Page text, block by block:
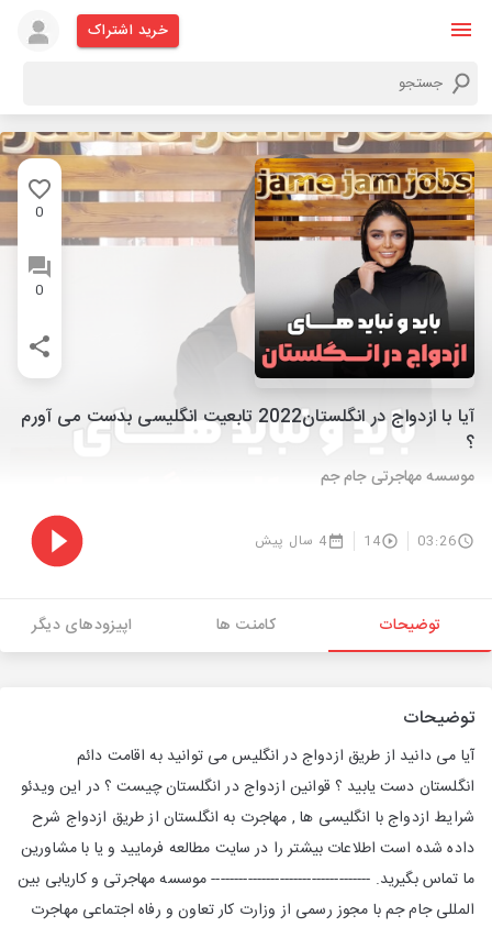
خرید اشتراک
0
0
آیا با ازدواج در انگلستان2022 تابعیت انگلیسی بدست می آورم
؟
موسسه مهاجرتی جام جم
03:26
14 4 سال پیش
توضیحات کامنت ها اپیزودهای دیگر
توضیحات
آیا می دانید از طریق ازدواج در انگلیس می توانید به اقامت دائم
انگلستان دست یابید ؟ قوانین ازدواج در انگلستان چیست ؟ در این ویدئو
شرایط ازدواج با انگلیسی ها , مهاجرت به انگلستان از طریق ازدواج شرح
داده شده است اطلاعات بیشتر را در سایت مطالعه فرمایید و یا با مشاورین
ما تماس بگیرید. ----------------------------------- موسسه مهاجرتی و کاریابی بین
المللی جام جم با مجوز رسمی از وزارت کار تعاون و رفاه اجتماعی مهاجرت